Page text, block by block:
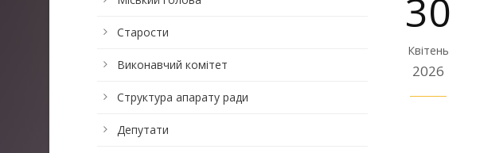
30
Квітень
2026
Старости
Виконавчий комітет
Структура апарату ради
Депутати